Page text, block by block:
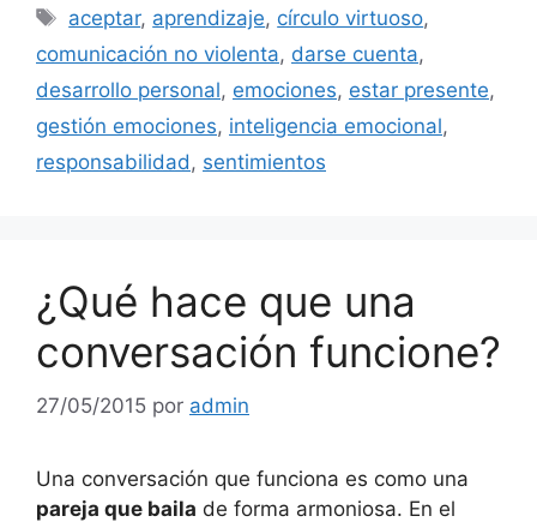
Etiquetas
aceptar, aprendizaje, círculo virtuoso,
comunicación no violenta, darse cuenta,
desarrollo personal, emociones, estar presente,
gestión emociones, inteligencia emocional,
responsabilidad, sentimientos
¿Qué hace que una
conversación funcione?
27/05/2015 por admin
Una conversación que funciona es como una
pareja que baila de forma armoniosa. En el